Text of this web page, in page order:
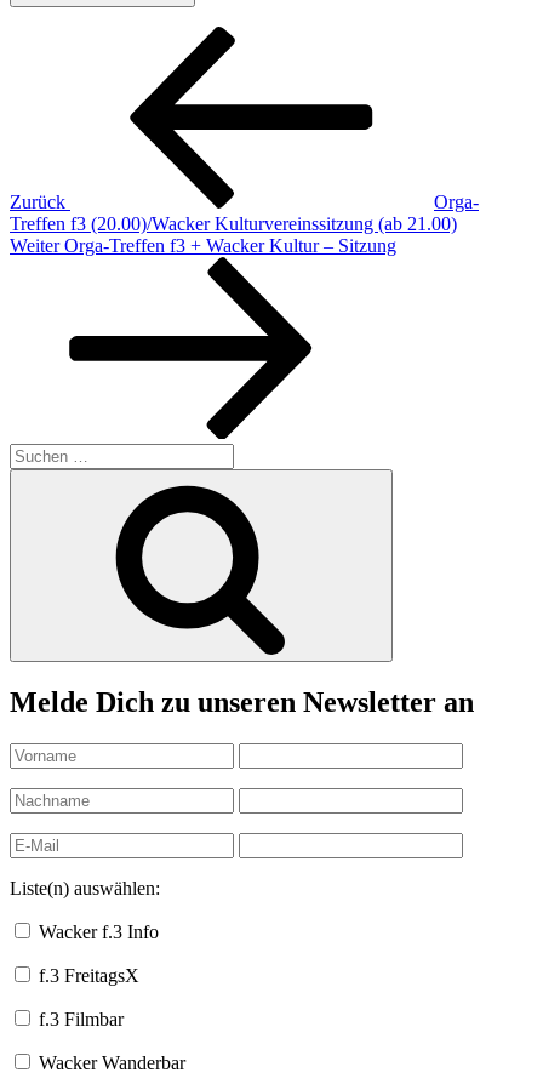
Beitragsnavigation
Zurück
Orga-
Treffen f3 (20.00)/Wacker Kulturvereinssitzung (ab 21.00)
Nächster
Weiter Orga-Treffen f3 + Wacker Kultur – Sitzung
Suchen
nach:
Melde Dich zu unseren Newsletter an
Liste(n) auswählen:
Wacker f.3 Info
f.3 FreitagsX
f.3 Filmbar
Wacker Wanderbar